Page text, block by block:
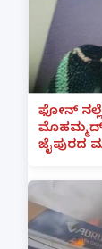
ಫೋನ್
ಮೊಹಮ್ಮದ್
ಜೈಪುರದ